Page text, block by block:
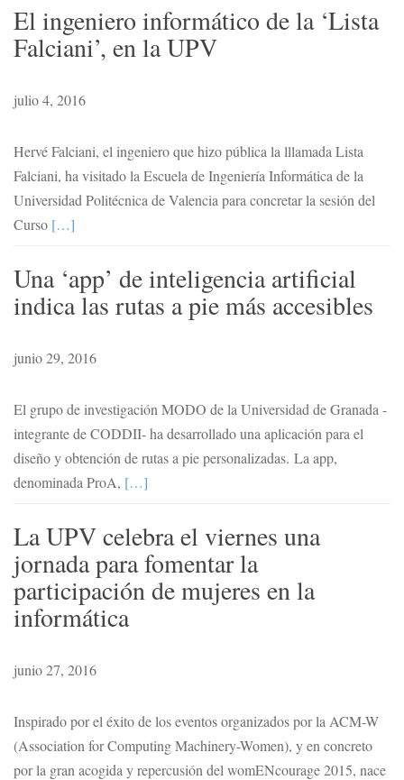
El ingeniero informático de la ‘Lista
Falciani’, en la UPV
julio 4, 2016
Hervé Falciani, el ingeniero que hizo pública la lllamada Lista
Falciani, ha visitado la Escuela de Ingeniería Informática de la
Universidad Politécnica de Valencia para concretar la sesión del
Curso […]
Una ‘app’ de inteligencia artificial
indica las rutas a pie más accesibles
junio 29, 2016
El grupo de investigación MODO de la Universidad de Granada -
integrante de CODDII- ha desarrollado una aplicación para el
diseño y obtención de rutas a pie personalizadas. La app,
denominada ProA, […]
La UPV celebra el viernes una
jornada para fomentar la
participación de mujeres en la
informática
junio 27, 2016
Inspirado por el éxito de los eventos organizados por la ACM-W
(Association for Computing Machinery-Women), y en concreto
por la gran acogida y repercusión del womENcourage 2015, nace